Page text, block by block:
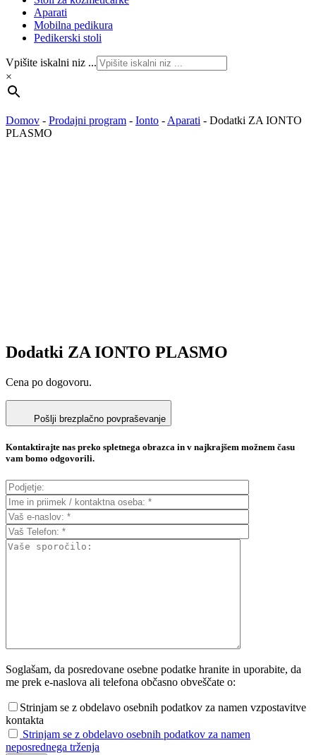
Aparati
Mobilna pedikura
Pedikerski stoli
Vpišite iskalni niz ...
×
Domov - Prodajni program - Ionto - Aparati - Dodatki ZA IONTO
PLASMO
Dodatki ZA IONTO PLASMO
Cena po dogovoru.
Pošlji brezplačno povpraševanje
Kontaktirajte nas preko spletnega obrazca in v najkrajšem možnem času
vam bomo odgovorili.
Soglašam, da posredovane osebne podatke hranite in uporabite, da
me prek e-naslova ali telefona občasno obveščate o:
Strinjam se z obdelavo osebnih podatkov za namen vzpostavitve
kontakta
Strinjam se z obdelavo osebnih podatkov za namen
neposrednega trženja